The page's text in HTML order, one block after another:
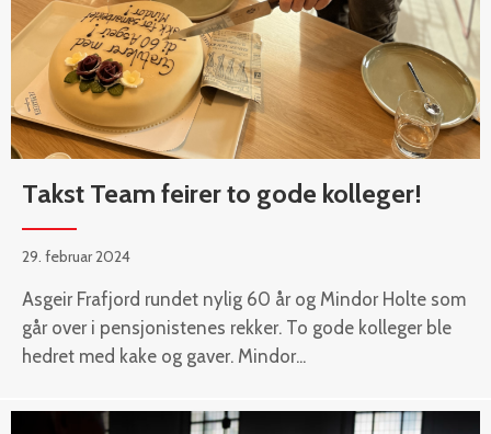
Takst Team feirer to gode kolleger!
29. februar 2024
Asgeir Frafjord rundet nylig 60 år og Mindor Holte som
går over i pensjonistenes rekker. To gode kolleger ble
hedret med kake og gaver. Mindor...